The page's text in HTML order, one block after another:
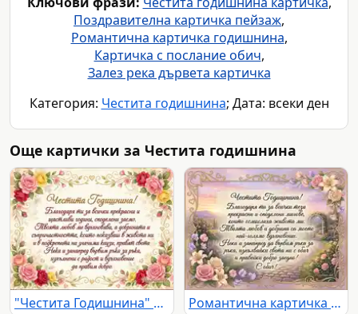
Поздравителна картичка пейзаж,
Романтична картичка годишнина,
Картичка с послание обич,
Залез река дървета картичка
Категория: Честита годишнина; Дата: всеки ден
Още картички за Честита годишнина
"Честита Годишнина" картичка с рози и благодарствено послание за любов и споделени моменти. Романтична картичка "Честита Годишнина" с цветя, арка и сърдечно послание на фона на живописен пейзаж.